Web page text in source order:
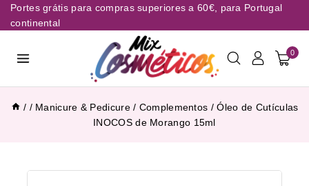
Portes grátis para compras superiores a 60€, para Portugal
continental
0
/ / Manicure & Pedicure / Complementos / Óleo de Cutículas
INOCOS de Morango 15ml